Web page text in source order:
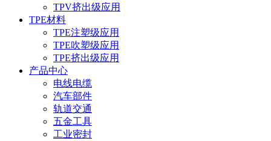
TPV挤出级应用
TPE材料
TPE注塑级应用
TPE吹塑级应用
TPE挤出级应用
产品中心
电线电缆
汽车部件
轨道交通
五金工具
工业密封